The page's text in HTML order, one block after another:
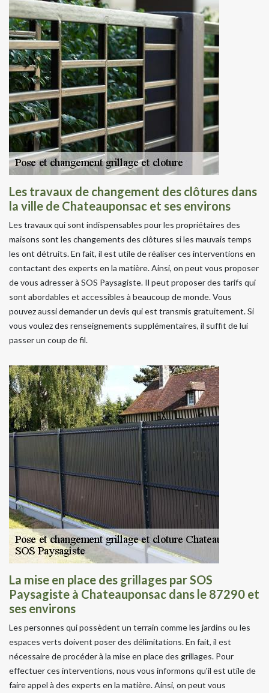
Les travaux de changement des clôtures dans
la ville de Chateauponsac et ses environs
Les travaux qui sont indispensables pour les propriétaires des
maisons sont les changements des clôtures si les mauvais temps
les ont détruits. En fait, il est utile de réaliser ces interventions en
contactant des experts en la matière. Ainsi, on peut vous proposer
de vous adresser à SOS Paysagiste. Il peut proposer des tarifs qui
sont abordables et accessibles à beaucoup de monde. Vous
pouvez aussi demander un devis qui est transmis gratuitement. Si
vous voulez des renseignements supplémentaires, il suffit de lui
passer un coup de fil.
La mise en place des grillages par SOS
Paysagiste à Chateauponsac dans le 87290 et
ses environs
Les personnes qui possèdent un terrain comme les jardins ou les
espaces verts doivent poser des délimitations. En fait, il est
nécessaire de procéder à la mise en place des grillages. Pour
effectuer ces interventions, nous vous informons qu'il est utile de
faire appel à des experts en la matière. Ainsi, on peut vous